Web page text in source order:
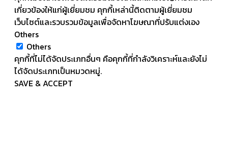
เกี่ยวข้องให้แก่ผู้เยี่ยมชม คุกกี้เหล่านี้ติดตามผู้เยี่ยมชม
เว็บไซต์และรวบรวมข้อมูลเพื่อจัดหาโฆษณาที่ปรับแต่งเอง
Others
Others
คุกกี้ที่ไม่ได้จัดประเภทอื่นๆ คือคุกกี้ที่กำลังวิเคราะห์และยังไม่
ได้จัดประเภทเป็นหมวดหมู่.
SAVE & ACCEPT